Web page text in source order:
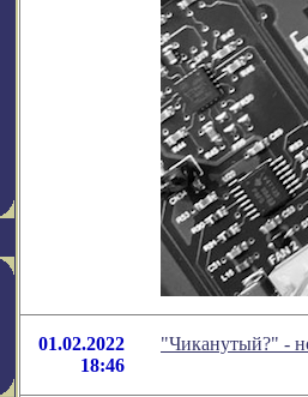
01.02.2022
18:46
"Чиканутый?" -